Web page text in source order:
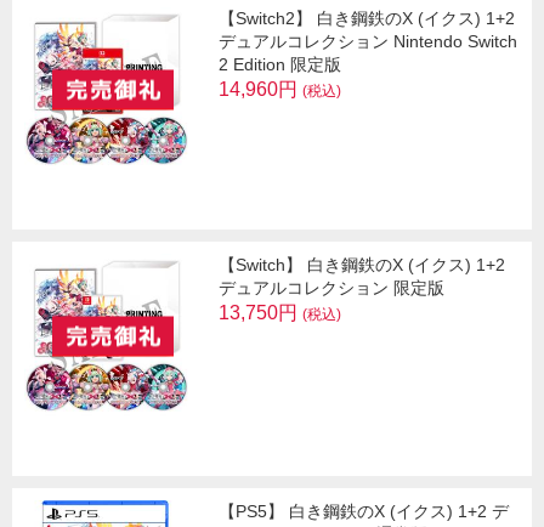
【Switch2】 白き鋼鉄のX (イクス) 1+2
デュアルコレクション Nintendo Switch
2 Edition 限定版
14,960円 (税込)
【Switch】 白き鋼鉄のX (イクス) 1+2
デュアルコレクション 限定版
13,750円 (税込)
【PS5】 白き鋼鉄のX (イクス) 1+2 デ